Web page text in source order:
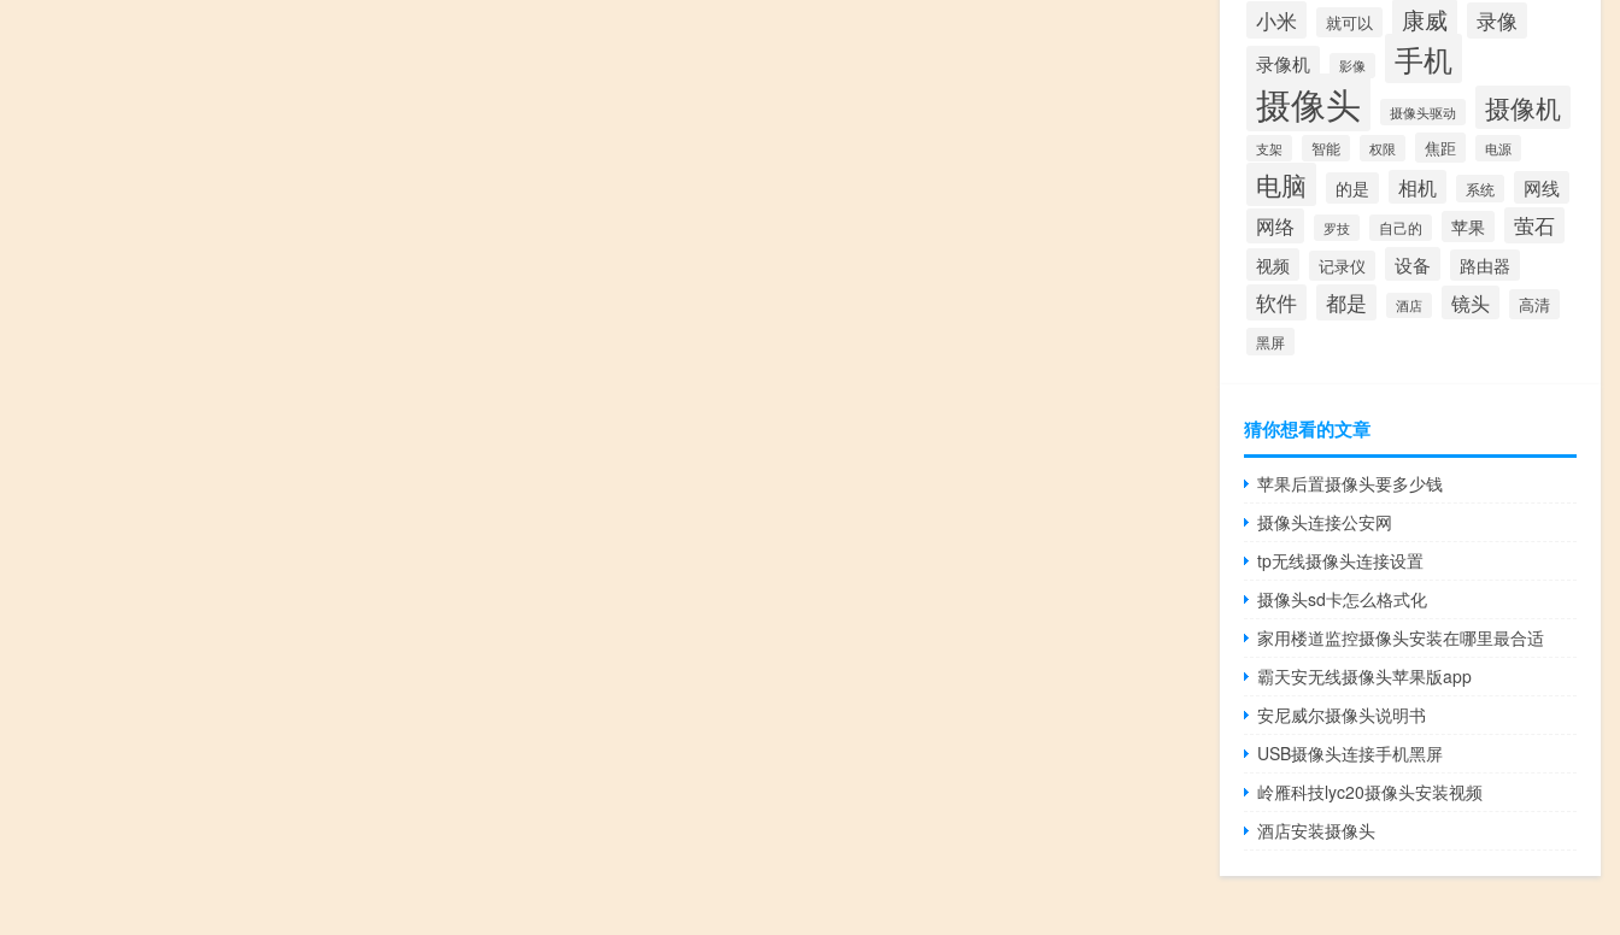
小米 就可以 康威 录像
录像机 影像 手机
摄像头 摄像头驱动 摄像机
支架 智能 权限 焦距 电源
电脑 的是 相机 系统 网线
网络 罗技 自己的 苹果 萤石
视频 记录仪 设备 路由器
软件 都是 酒店 镜头 高清
黑屏
猜你想看的文章
苹果后置摄像头要多少钱
摄像头连接公安网
tp无线摄像头连接设置
摄像头sd卡怎么格式化
家用楼道监控摄像头安装在哪里最合适
霸天安无线摄像头苹果版app
安尼威尔摄像头说明书
USB摄像头连接手机黑屏
岭雁科技lyc20摄像头安装视频
酒店安装摄像头